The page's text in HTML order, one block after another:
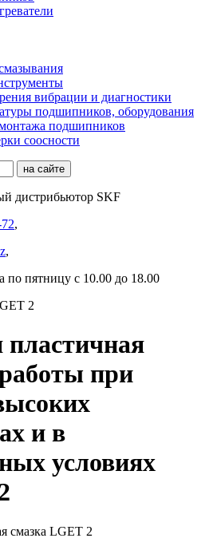
вибрации и диагностики
подшипников, оборудования
подшипников
соосности
дистрибьютор SKF
,
,
по пятницу с 10.00 до 18.00
2
пластичная
при
и в
условиях